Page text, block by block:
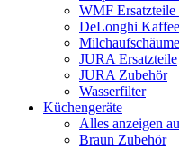
WMF
DeLonghi
JURA Ersatzteile
JURA Zubehör
Wasserfilter
Küchengeräte
Alles anzeigen
Braun Zubehör